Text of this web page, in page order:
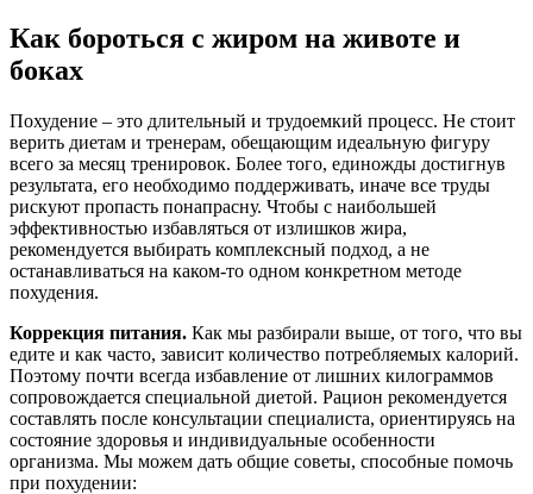
Как бороться с жиром на животе и
боках
Похудение – это длительный и трудоемкий процесс. Не стоит
верить диетам и тренерам, обещающим идеальную фигуру
всего за месяц тренировок. Более того, единожды достигнув
результата, его необходимо поддерживать, иначе все труды
рискуют пропасть понапрасну. Чтобы с наибольшей
эффективностью избавляться от излишков жира,
рекомендуется выбирать комплексный подход, а не
останавливаться на каком-то одном конкретном методе
похудения.
Коррекция питания. Как мы разбирали выше, от того, что вы
едите и как часто, зависит количество потребляемых калорий.
Поэтому почти всегда избавление от лишних килограммов
сопровождается специальной диетой. Рацион рекомендуется
составлять после консультации специалиста, ориентируясь на
состояние здоровья и индивидуальные особенности
организма. Мы можем дать общие советы, способные помочь
при похудении: